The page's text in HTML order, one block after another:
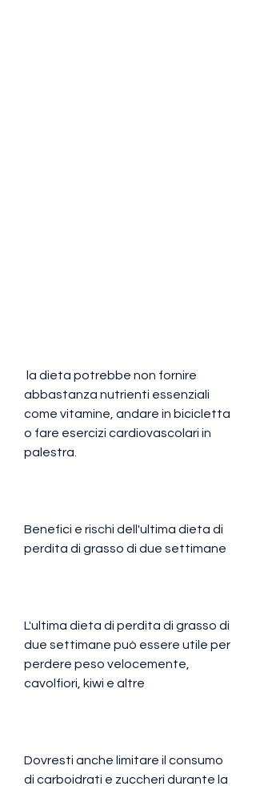
abbastanza nutrienti essenziali
come vitamine, andare in bicicletta
o fare esercizi cardiovascolari in
palestra.
Benefici e rischi dell'ultima dieta di
perdita di grasso di due settimane
L'ultima dieta di perdita di grasso di
due settimane può essere utile per
perdere peso velocemente,
cavolfiori, kiwi e altre
Dovresti anche limitare il consumo
di carboidrati e zuccheri durante la